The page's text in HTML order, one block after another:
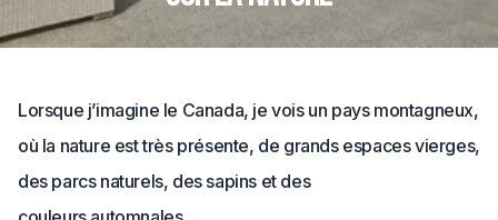
Lorsque j’imagine le Canada, je vois un pays montagneux,
où la nature est très présente, de grands espaces vierges,
des parcs naturels, des sapins et des